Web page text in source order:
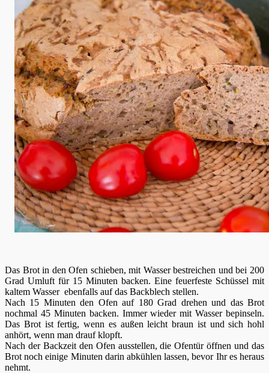
Das Brot in den Ofen schieben, mit Wasser bestreichen und bei 200
Grad Umluft für 15 Minuten backen. Eine feuerfeste Schüssel mit
kaltem Wasser ebenfalls auf das Backblech stellen.
Nach 15 Minuten den Ofen auf 180 Grad drehen und das Brot
nochmal 45 Minuten backen. Immer wieder mit Wasser bepinseln.
Das Brot ist fertig, wenn es außen leicht braun ist und sich hohl
anhört, wenn man drauf klopft.
Nach der Backzeit den Ofen ausstellen, die Ofentür öffnen und das
Brot noch einige Minuten darin abkühlen lassen, bevor Ihr es heraus
nehmt.